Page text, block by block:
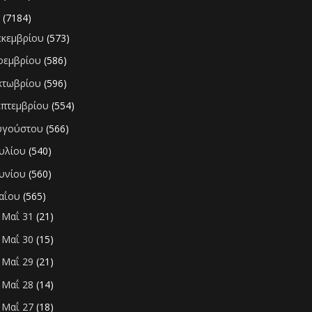
(7184)
(573)
(586)
(596)
(554)
(566)
(540)
(560)
(565)
Μαΐ 31 (21)
Μαΐ 30 (15)
Μαΐ 29 (21)
Μαΐ 28 (14)
Μαΐ 27 (18)